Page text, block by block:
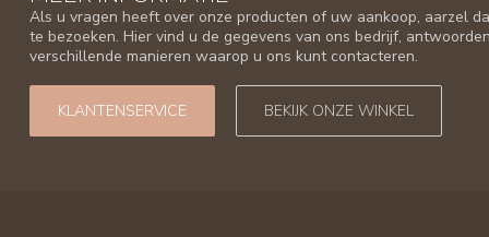
Als u vragen heeft over onze producten of uw aankoop, aarzel
te bezoeken. Hier vind u de gegevens van ons bedrijf,
verschillende manieren waarop u ons kunt contacteren.
KLANTENSERVICE BEKIJK ONZE WINKEL